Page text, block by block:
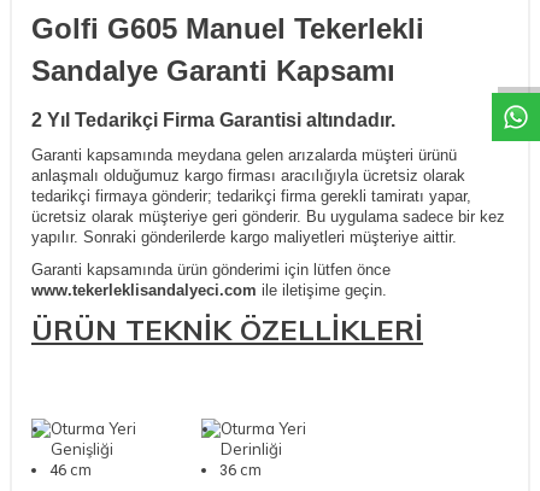
Golfi G605 Manuel Tekerlekli
Sandalye Garanti Kapsamı
2 Yıl Tedarikçi Firma Garantisi altındadır.
Garanti kapsamında meydana gelen arızalarda müşteri ürünü
anlaşmalı olduğumuz kargo firması aracılığıyla ücretsiz olarak
tedarikçi firmaya gönderir; tedarikçi firma gerekli tamiratı yapar,
ücretsiz olarak müşteriye geri gönderir. Bu uygulama sadece bir kez
yapılır. Sonraki gönderilerde kargo maliyetleri müşteriye aittir.
Garanti kapsamında ürün gönderimi için lütfen önce
www.tekerleklisandalyeci.com ile iletişime geçin.
ÜRÜN TEKNİK ÖZELLİKLERİ
Oturma Yeri
Genişliği
46 cm
Oturma Yeri
Derinliği
36 cm